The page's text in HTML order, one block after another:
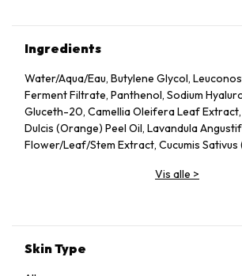
Ingredients
Water/Aqua/Eau, Butylene Glycol,
Ferment Filtrate, Panthenol, Sodium
Gluceth-20, Camellia Oleifera Leaf
Dulcis (Orange) Peel Oil, Lavandula
Flower/Leaf/Stem Extract, Cucumis Sativus
Extract, Malva Sylvestris (Mallow) Flower
Disodium EDTA, Phenoxyethanol.
Vis alle >
Skin Type